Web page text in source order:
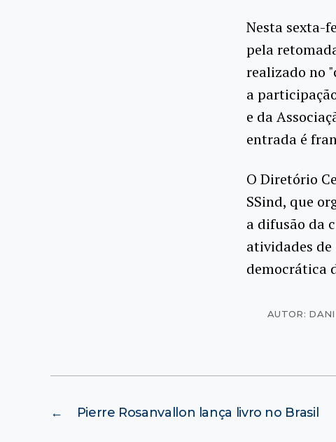
Nesta sexta-
pela
realizado no
a
e da
entrada é
O Diretório
SSind, que
a difusão da
atividades de
democrática
AUTOR:
← Pierre Rosanvallon lança livro no Brasil